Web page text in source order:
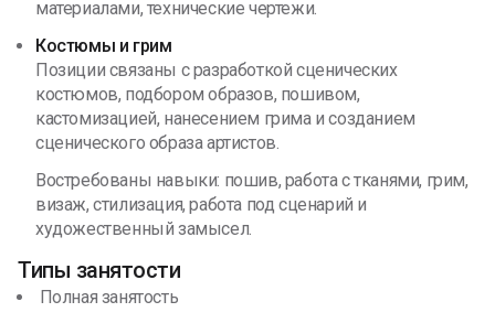
материалами, технические чертежи.
Костюмы и грим
Позиции связаны с разработкой сценических
костюмов, подбором образов, пошивом,
кастомизацией, нанесением грима и созданием
сценического образа артистов.
Востребованы навыки: пошив, работа с тканями, грим,
визаж, стилизация, работа под сценарий и
художественный замысел.
Типы занятости
Полная занятость